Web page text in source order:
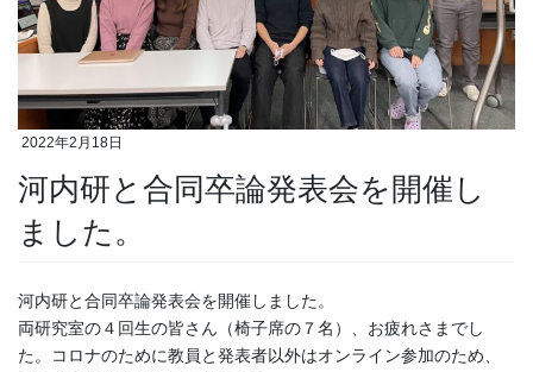
2022年2月18日
河内研と合同卒論発表会を開催し
ました。
河内研と合同卒論発表会を開催しました。
両研究室の４回生の皆さん（椅子席の７名）、お疲れさまでし
た。コロナのために教員と発表者以外はオンライン参加のため、